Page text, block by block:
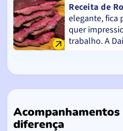
Receita de
elegante, fica
quer
trabalho. A
Acompanhamentos
diferença